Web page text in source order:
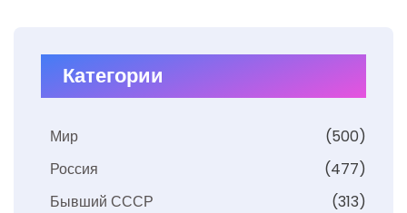
Категории
Мир
(500)
Россия
(477)
Бывший СССР
(313)